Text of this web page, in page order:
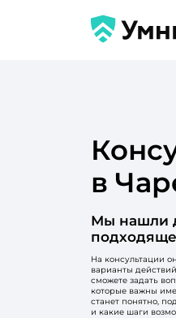
в
Мы нашли
На консультации
варианты
сможете задать
которые важны
станет понятно,
и какие шаги